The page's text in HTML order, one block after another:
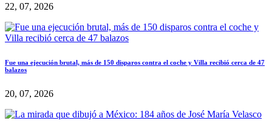
22, 07, 2026
Fue una ejecución brutal, más de 150 disparos contra el coche y Villa recibió cerca de 47
balazos
20, 07, 2026